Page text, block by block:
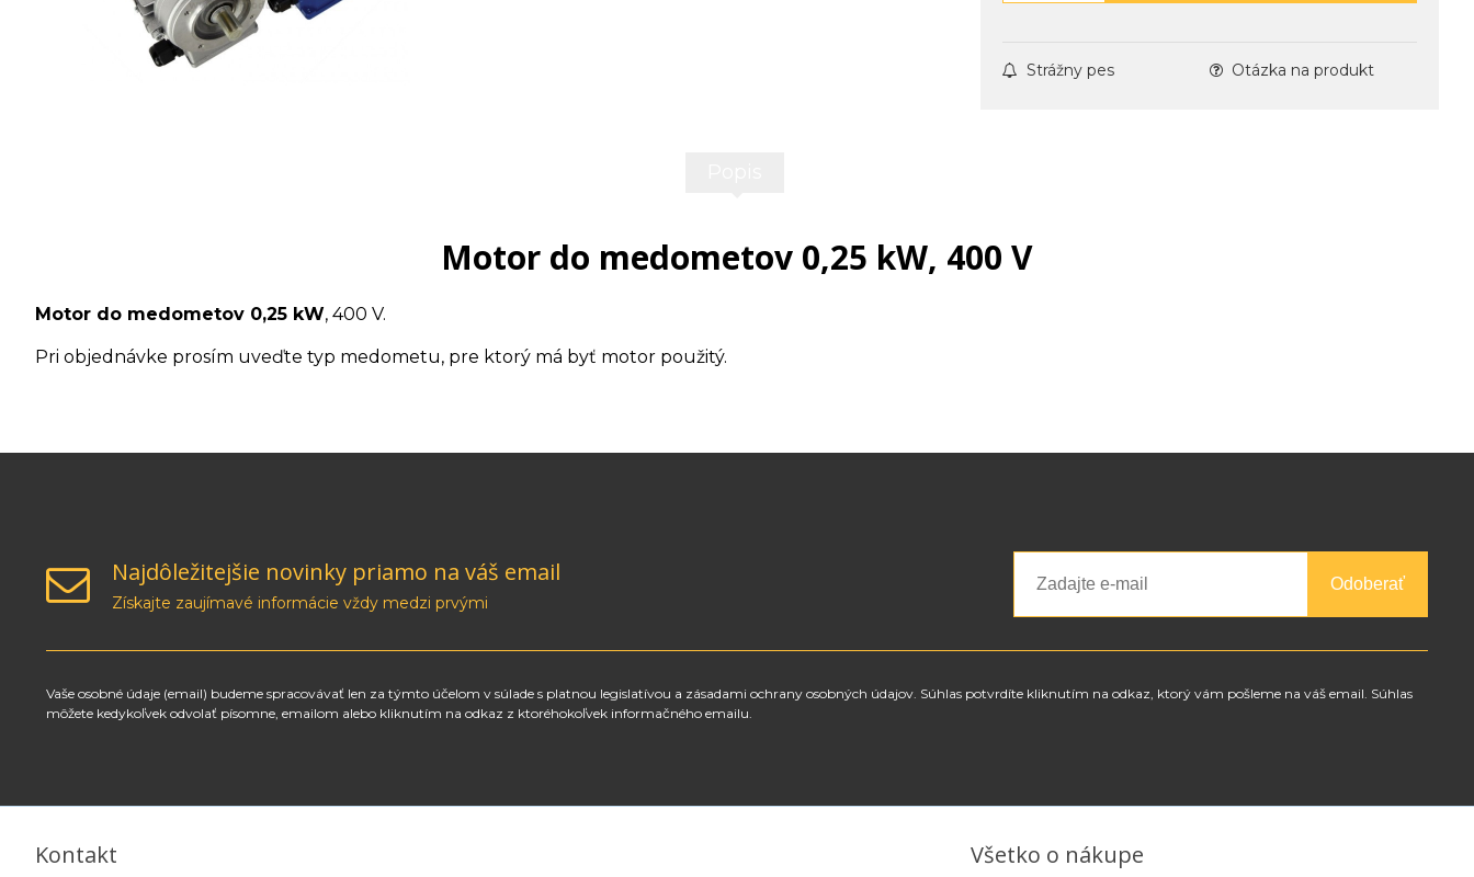
Strážny pes Otázka na produkt
Motor do medometov 0,25 kW, 400 V
Motor do medometov 0,25 kW, 400 V.
Pri objednávke prosím uveďte typ medometu, pre ktorý má byť motor použitý.
Najdôležitejšie novinky priamo na váš email
Získajte zaujímavé informácie vždy medzi prvými
Odoberať
Vaše osobné údaje (email) budeme spracovávať len za týmto účelom v súlade s platnou legislatívou a zásadami ochrany osobných údajov. Súhlas potvrdíte kliknutím na odkaz, ktorý vám pošleme na váš email. Súhlas
môžete kedykoľvek odvolať písomne, emailom alebo kliknutím na odkaz z ktoréhokoľvek informačného emailu.
Kontakt Všetko o nákupe